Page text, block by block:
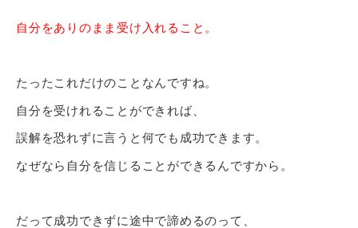
自分をありのまま受け入れること。
たったこれだけのことなんですね。
自分を受けれることができれば、
誤解を恐れずに言うと何でも成功できます。
なぜなら自分を信じることができるんですから。
だって成功できずに途中で諦めるのって、